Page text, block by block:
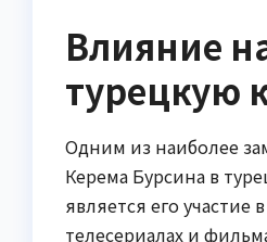
Влияние
турецкую
Одним из наиболее
Керема Бурсина в
является его участие
телесериалах и